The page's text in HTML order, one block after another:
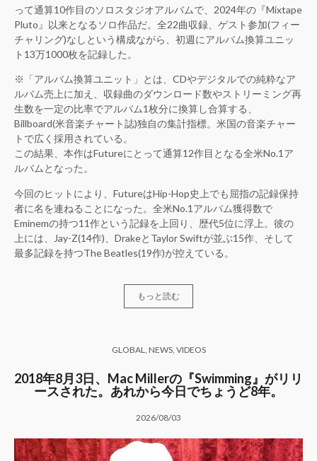
って通算10作目のソロスタジオアルバムで、2024年の『Mixtape
Pluto』以来となるソロ作品だ。全22曲収録、ゲスト参加(フィー
チャリング)なしという構成ながら、初週にアルバム換算ユニッ
ト13万1000枚を記録した。
※「アルバム換算ユニット」とは、CDやデジタルでの純粋なア
ルバム売上に加え、収録曲のダウンロード数やストリーミング再
生数を一定の比率でアルバム1枚分に換算し合算する、
Billboard(米音楽チャート誌)独自の集計指標。米国の音楽チャー
トで広く採用されている。
この結果、本作はFutureにとって通算12作目となる全米No.1ア
ルバムとなった。
今回のヒットにより、FutureはHip-Hop史上でも屈指の記録保持
者に名を連ねることになった。全米No.1アルバム獲得数で
Eminemの持つ11作という記録を上回り、歴代5位に浮上。彼の
上には、Jay-Z(14作)、DrakeとTaylor Swiftが並ぶ15作、そして
最多記録を持つThe Beatles(19作)が控えている。
もっと読む
GLOBAL, NEWS, VIDEOS
2018年8月3日、Mac Millerの『Swimming』がリリ
ースされた。あれから今日でちょうど8年。
2026/08/03